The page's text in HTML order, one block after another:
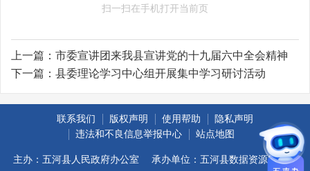
扫一扫在手机打开当前页
上一篇： 市委宣讲团来我县宣讲党的十九届六中全会精神
下一篇： 县委理论学习中心组开展集中学习研讨活动
联系我们 版权声明 使用帮助
隐私声明
违法和不良信息举报中心
站点地图
主办：五河县人民政府办公室
承办单位：五河县数据资源管理局